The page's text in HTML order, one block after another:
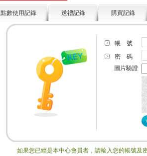
點數使用記錄 送禮記錄 購買記錄
帳 號
密 碼
圖片驗證
如果您已經是本中心會員者，請輸入您的帳號及